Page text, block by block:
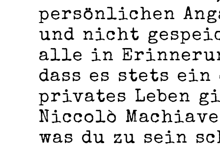
persönlichen
und nicht
alle in
dass es stets
privates Leben
Niccolò
was du zu sein